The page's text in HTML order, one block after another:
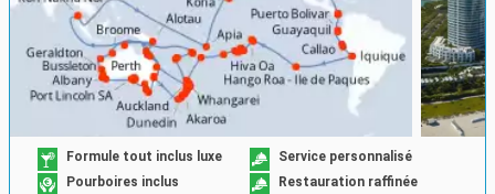
Formule tout inclus luxe
Service personnalisé
Pourboires inclus
Restauration raffinée